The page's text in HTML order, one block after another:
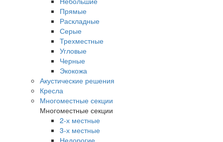
Прямые
Раскладные
Серые
Трехместные
Угловые
Черные
Экокожа
Акустические решения
Кресла
Многоместные секции
Многоместные секции
2-х местные
3-х местные